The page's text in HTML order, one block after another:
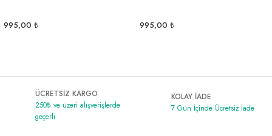
995,00 ₺ 995,00 ₺
ÜCRETSİZ KARGO
250₺ ve üzeri alışverişlerde
geçerli
KOLAY İADE
7 Gün İçinde Ücretsiz İade